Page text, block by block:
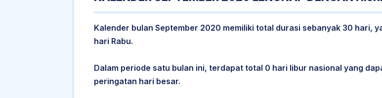
Kalender bulan September 2020 memiliki total durasi sebanyak 30 hari,
hari Rabu.
Dalam periode satu bulan ini, terdapat total 0 hari libur nasional yang
peringatan hari besar.